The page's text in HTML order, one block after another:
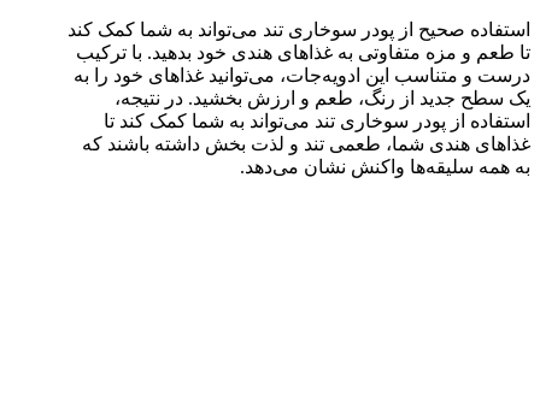
استفاده صحیح از پودر سوخاری تند می‌تواند به شما کمک کند
تا طعم و مزه متفاوتی به غذاهای هندی خود بدهید. با ترکیب
درست و متناسب این ادویه‌جات، می‌توانید غذاهای خود را به
یک سطح جدید از رنگ، طعم و ارزش بخشید. در نتیجه،
استفاده از پودر سوخاری تند می‌تواند به شما کمک کند تا
غذاهای هندی شما، طعمی تند و لذت بخش داشته باشند که
به همه سلیقه‌ها واکنش نشان می‌دهد.